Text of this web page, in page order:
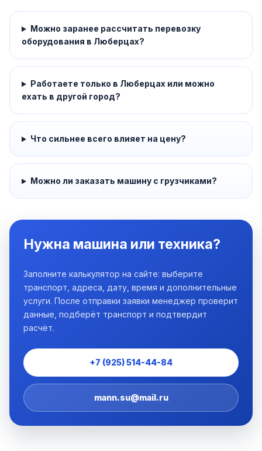
Можно заранее рассчитать перевозку
оборудования в Люберцах?
Работаете только в Люберцах или можно
ехать в другой город?
Что сильнее всего влияет на цену?
Можно ли заказать машину с грузчиками?
Нужна машина или техника?
Заполните калькулятор на сайте: выберите
транспорт, адреса, дату, время и дополнительные
услуги. После отправки заявки менеджер проверит
данные, подберёт транспорт и подтвердит
расчёт.
+7 (925) 514-44-84
mann.su@mail.ru